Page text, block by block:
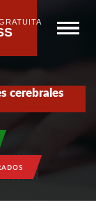
cerebrales